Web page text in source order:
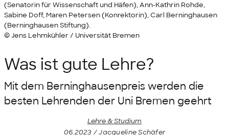
(Senatorin für Wissenschaft und Häfen), Ann-Kathrin Rohde,
Sabine Doff, Maren Petersen (Konrektorin), Carl Berninghausen
(Berninghausen Stiftung).
© Jens Lehmkühler / Universität Bremen
Was ist gute Lehre?
Mit dem Berninghausenpreis werden die
besten Lehrenden der Uni Bremen geehrt
Lehre & Studium
06.2023 / Jacqueline Schäfer